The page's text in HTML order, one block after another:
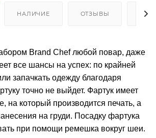
НАЛИЧИЕ ОТЗЫВЫ
Brand Chef любой повар, даже
все шансы на успех: по крайней
запачкать одежду благодаря
точно не выйдет. Фартук имеет
на который производится печать, а
на груди. Посадку фартука
при помощи ремешка вокруг шеи.